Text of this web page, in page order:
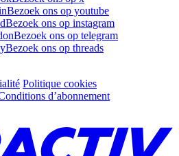
Bezoek ons op youtube
Bezoek ons op instagram
Bezoek ons op telegram
Bezoek ons op threads
Politique cookies
d’abonnement